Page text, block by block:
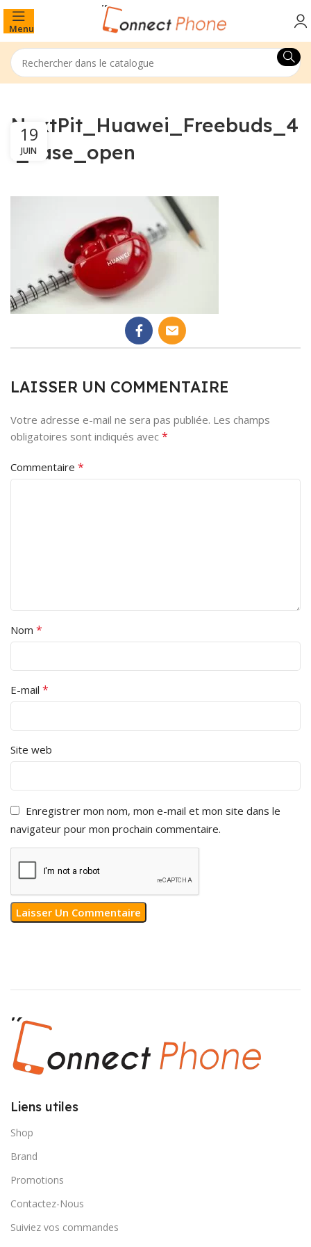
Menu
NextPit_Huawei_Freebuds_4
i_case_open
19
JUIN
LAISSER UN COMMENTAIRE
Votre adresse e-mail ne sera pas publiée. Les champs
obligatoires sont indiqués avec *
Commentaire *
Nom *
E-mail *
Site web
Enregistrer mon nom, mon e-mail et mon site dans le
navigateur pour mon prochain commentaire.
Liens utiles
Shop
Brand
Promotions
Contactez-Nous
Suiviez vos commandes